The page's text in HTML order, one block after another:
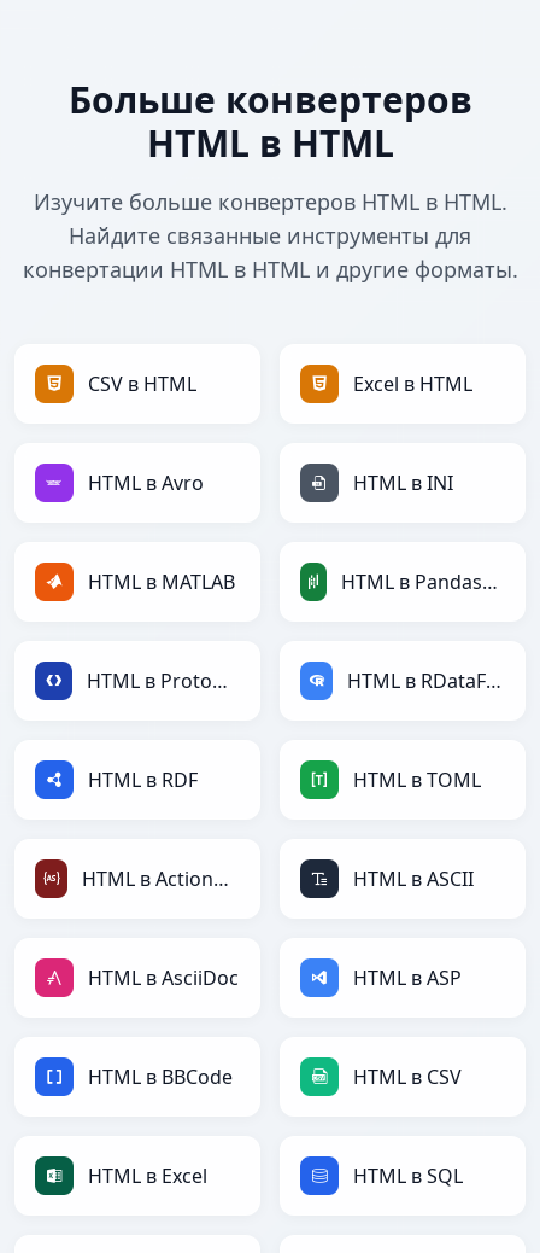
Больше конвертеров
HTML в HTML
Изучите больше конвертеров HTML в HTML.
Найдите связанные инструменты для
конвертации HTML в HTML и другие форматы.
CSV в HTML Excel в HTML
HTML в Avro HTML в INI
HTML в MATLAB HTML в PandasDataFrame
HTML в Protobuf HTML в RDataFrame
HTML в RDF HTML в TOML
HTML в ActionScript HTML в ASCII
HTML в AsciiDoc HTML в ASP
HTML в BBCode HTML в CSV
HTML в Excel HTML в SQL